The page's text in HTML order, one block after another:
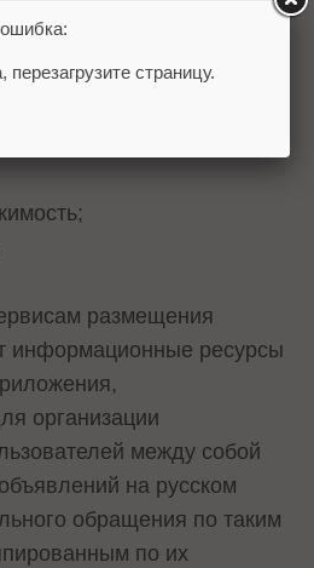
размещения
информационные ресурсы
организации
между собой
на русском
обращения по таким
по их
страницу.